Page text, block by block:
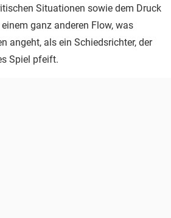
Situationen sowie dem Druck
ganz anderen Flow, was
angeht, als ein Schiedsrichter, der
Spiel pfeift.